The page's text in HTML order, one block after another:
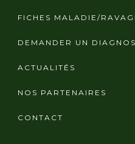
FICHES MALADIE/
DEMANDER UN
ACTUALITÉS
NOS PARTENAIRES
CONTACT